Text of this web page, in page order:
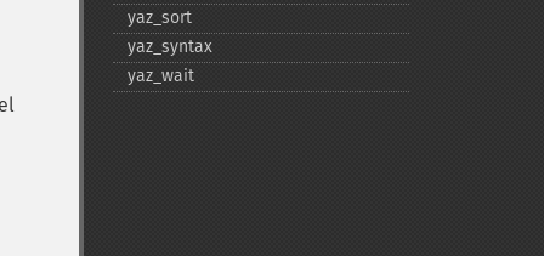
yaz_​sort
yaz_​syntax
yaz_​wait